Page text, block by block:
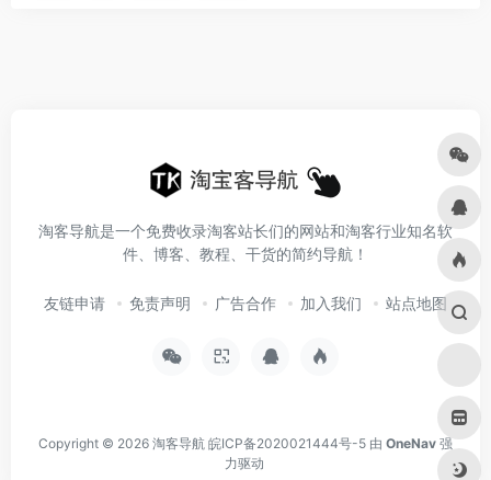
淘客导航是一个免费收录淘客站长们的网站和淘客行业知名软
件、博客、教程、干货的简约导航！
友链申请 免责声明 广告合作 加入我们 站点地图
Copyright © 2026 淘客导航 皖ICP备2020021444号-5 由 OneNav 强
力驱动